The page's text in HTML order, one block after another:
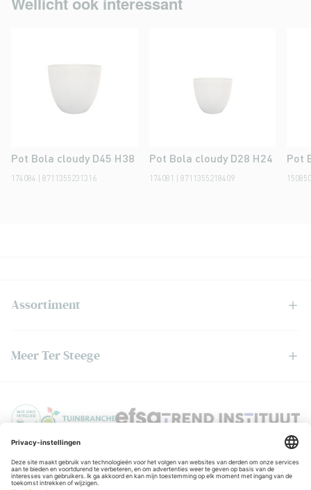
174084 | 8711355231316
Pot Bola cloudy D45 H38
174081 | 8711355218409
Pot Bola cloudy D28 H24 Pot
Assortiment
Meer Ter Steege
Privacyverklaring
Algemene voorwaarden
© Copyright Ter Steege